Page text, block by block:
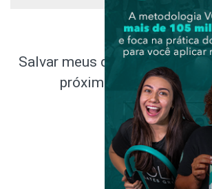
Salvar meus dados neste
próxima vez que eu